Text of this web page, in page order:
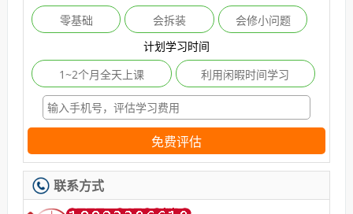
零基础
会拆装
会修小问题
计划学习时间
1~2个月全天上课
利用闲暇时间学习
免费评估
联系方式